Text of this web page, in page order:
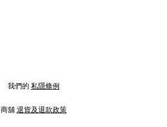
我們的 私隱條例
商舖 退貨及退款政策